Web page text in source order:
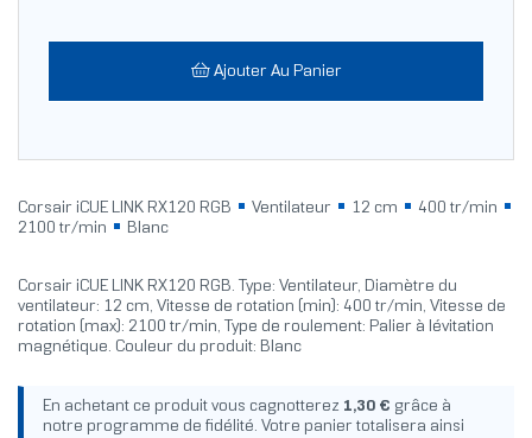
Ajouter Au Panier
Corsair iCUE LINK RX120 RGB Ventilateur 12 cm
400 tr/min
2100 tr/min
Blanc
Corsair iCUE LINK RX120 RGB. Type: Ventilateur, Diamètre du
ventilateur: 12 cm, Vitesse de rotation (min): 400 tr/min, Vitesse de
rotation (max): 2100 tr/min, Type de roulement: Palier à lévitation
magnétique. Couleur du produit: Blanc
En achetant ce produit vous cagnotterez 1,30 € grâce à
notre programme de fidélité. Votre panier totalisera ainsi